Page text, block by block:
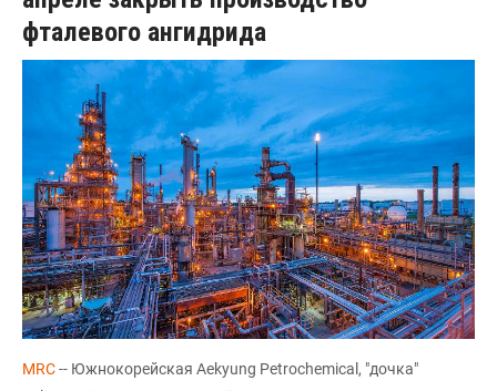
фталевого ангидрида
MRC-- Южнокорейская Aekyung Petrochemical, "дочка"